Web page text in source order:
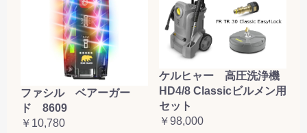
ファシル ベアーガー
ド 8609
￥10,780
ケルヒャー 高圧洗浄機
HD4/8 Classicビルメン用
セット
￥98,000